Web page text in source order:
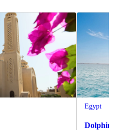
Egypt
Dolphin